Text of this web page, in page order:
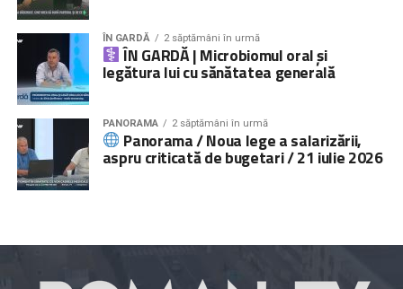
ÎN GARDĂ 2 săptămâni în urmă
ÎN GARDĂ | Microbiomul oral și
legătura lui cu sănătatea generală
PANORAMA 2 săptămâni în urmă
Panorama / Noua lege a salarizării,
aspru criticată de bugetari / 21 iulie 2026